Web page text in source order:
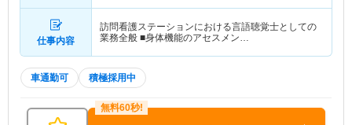
仕事内容
訪問看護ステーションにおける言語聴覚士としての
業務全般 ■身体機能のアセスメン…
車通勤可 積極採用中